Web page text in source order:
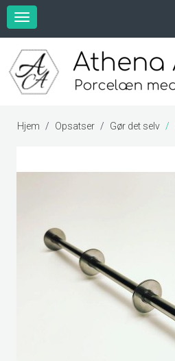
Hjem Opsatser Gør det selv